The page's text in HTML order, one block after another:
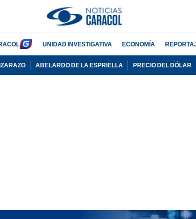
UNIDAD INVESTIGATIVA ECONOMÍA
ABELARDO DE LA ESPRIELLA PRECIO DEL DÓLAR